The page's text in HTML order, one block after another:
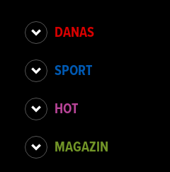
DANAS
SPORT
HOT
MAGAZIN